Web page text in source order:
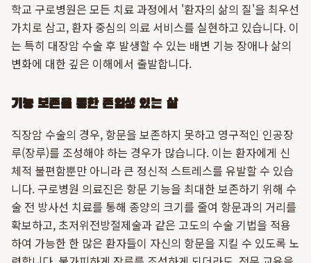
학교 구로병원은 모든 치료 과정에서 '환자의 삶의 질'을 최우선
가치로 삼고, 환자 중심의 의료 서비스를 실현하고 있습니다. 이
는 특히 대장암 수술 후 발생할 수 있는 배변 기능 장애나 삶의
변화에 대한 깊은 이해에서 출발합니다.
기능 보존을 통한 존엄성 있는 삶
직장암 수술의 경우, 항문을 보존하지 못하고 영구적인 인공장
루(장루)를 조성해야 하는 경우가 많습니다. 이는 환자에게 신
체적 불편함뿐만 아니라 큰 정신적 스트레스를 유발할 수 있습
니다. 구로병원 의료진은 항문 기능을 최대한 보존하기 위해 수
술 전 방사선 치료를 통해 종양의 크기를 줄여 항문과의 거리를
확보하고, 초저위전방절제술과 같은 고도의 수술 기법을 적용
하여 가능한 한 많은 환자들이 자신의 항문을 지킬 수 있도록 노